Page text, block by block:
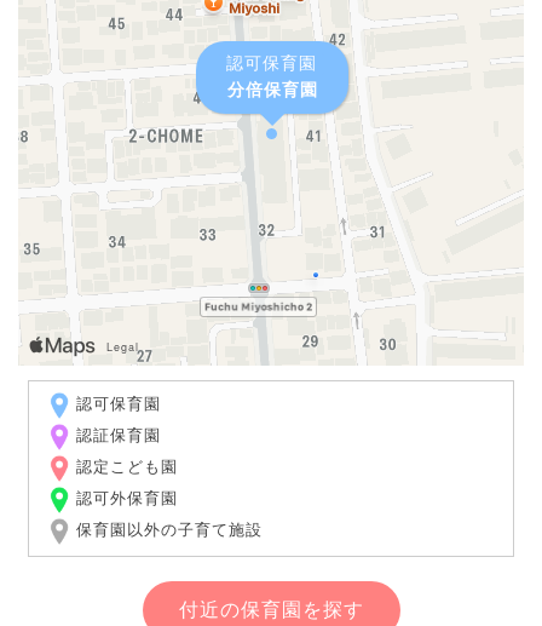
認可保育園
分倍保育園
認可保育園
認証保育園
認定こども園
認可外保育園
保育園以外の子育て施設
付近の保育園を探す